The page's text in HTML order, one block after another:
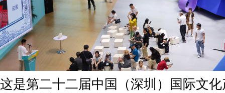
这是第二十二届中国（深圳）国际文